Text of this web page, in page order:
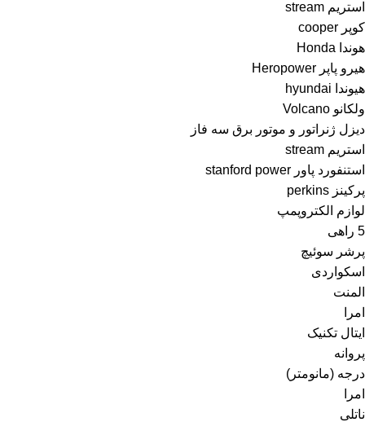
استریم stream
کوپر cooper
هوندا Honda
هیرو پاپر Heropower
هیوندا hyundai
ولکانو Volcano
دیزل ژنراتور و موتور برق سه فاز
استریم stream
استنفورد پاور stanford power
پرکینز perkins
لوازم الکتروپمپ
5 راهی
پرشر سوئیچ
اسکواردی
المنت
امرا
ایتال تکنیک
پروانه
درجه (مانومتر)
امرا
ناتلی